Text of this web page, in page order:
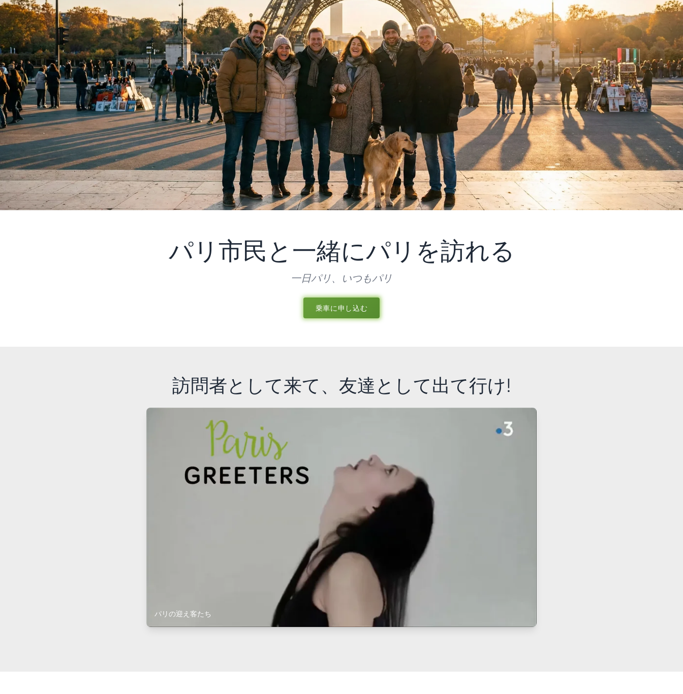
訪問者として来て、友達として去る
パリのフリーウォーク
パリ市民と一緒にパリを訪れる
一日パリ、いつもパリ
乗車に申し込む
訪問者として来て、友達として出て行け!
パリの迎え客たち